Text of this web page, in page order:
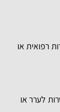
רפואית או
לערר או